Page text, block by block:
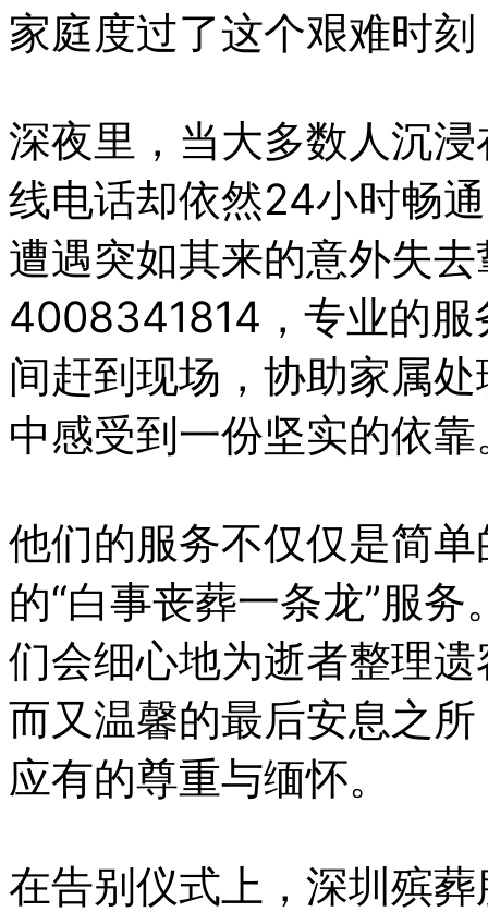
家庭度过了这个艰难时
深夜里，当大多数人沉
线电话却依然24小时畅
遭遇突如其来的意外失
4008341814，专业的服
间赶到现场，协助家属
中感受到一份坚实的依靠
他们的服务不仅仅是简
的“白事丧葬一条龙”服
们会细心地为逝者整理
而又温馨的最后安息之
应有的尊重与缅怀。
在告别仪式上，深圳殡